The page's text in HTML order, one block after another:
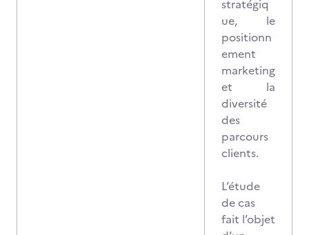
stratégiq
ue, le
positionn
ement
marketing
et la
diversité
des
parcours
clients.
L’étude
de cas
fait l’objet